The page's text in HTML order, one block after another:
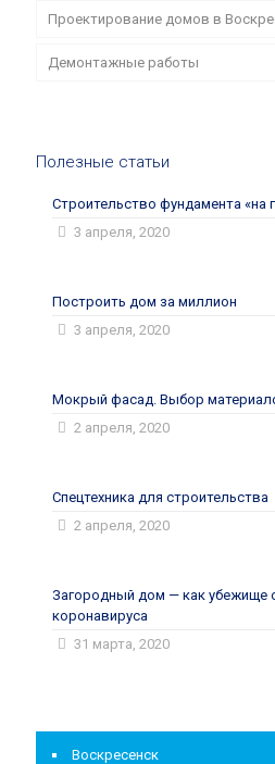
Проектирование домов в
Демонтажные работы
Полезные статьи
Строительство фундамента «на
3 апреля, 2020
Построить дом за миллион
3 апреля, 2020
Мокрый фасад. Выбор
2 апреля, 2020
Спецтехника для строительства
2 апреля, 2020
Загородный дом — как убежище
коронавируса
31 марта, 2020
Воскресенск